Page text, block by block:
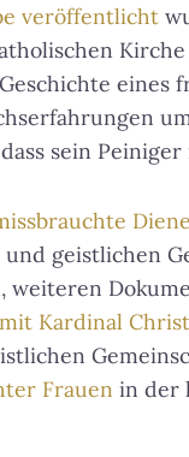
veröffentlicht
eines
sein
geistlichen
weiteren
Kardinal
Frauen in der